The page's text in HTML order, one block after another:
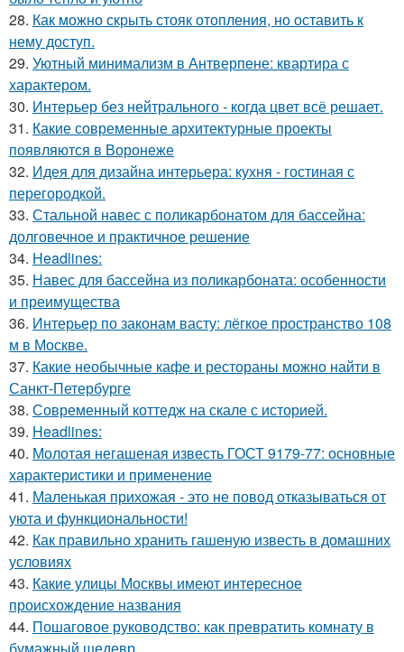
28. Как можно скрыть стояк отопления, но оставить к
нему доступ.
29. Уютный минимализм в Антверпене: квартира с
характером.
30. Интерьер без нейтрального - когда цвет всё решает.
31. Какие современные архитектурные проекты
появляются в Воронеже
32. Идея для дизайна интерьера: кухня - гостиная с
перегородкой.
33. Стальной навес с поликарбонатом для бассейна:
долговечное и практичное решение
34. Headlines:
35. Навес для бассейна из поликарбоната: особенности
и преимущества
36. Интерьер по законам васту: лёгкое пространство 108
м в Москве.
37. Какие необычные кафе и рестораны можно найти в
Санкт-Петербурге
38. Современный коттедж на скале с историей.
39. Headlines:
40. Молотая негашеная известь ГОСТ 9179-77: основные
характеристики и применение
41. Маленькая прихожая - это не повод отказываться от
уюта и функциональности!
42. Как правильно хранить гашеную известь в домашних
условиях
43. Какие улицы Москвы имеют интересное
происхождение названия
44. Пошаговое руководство: как превратить комнату в